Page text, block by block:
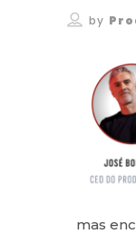
by
mas